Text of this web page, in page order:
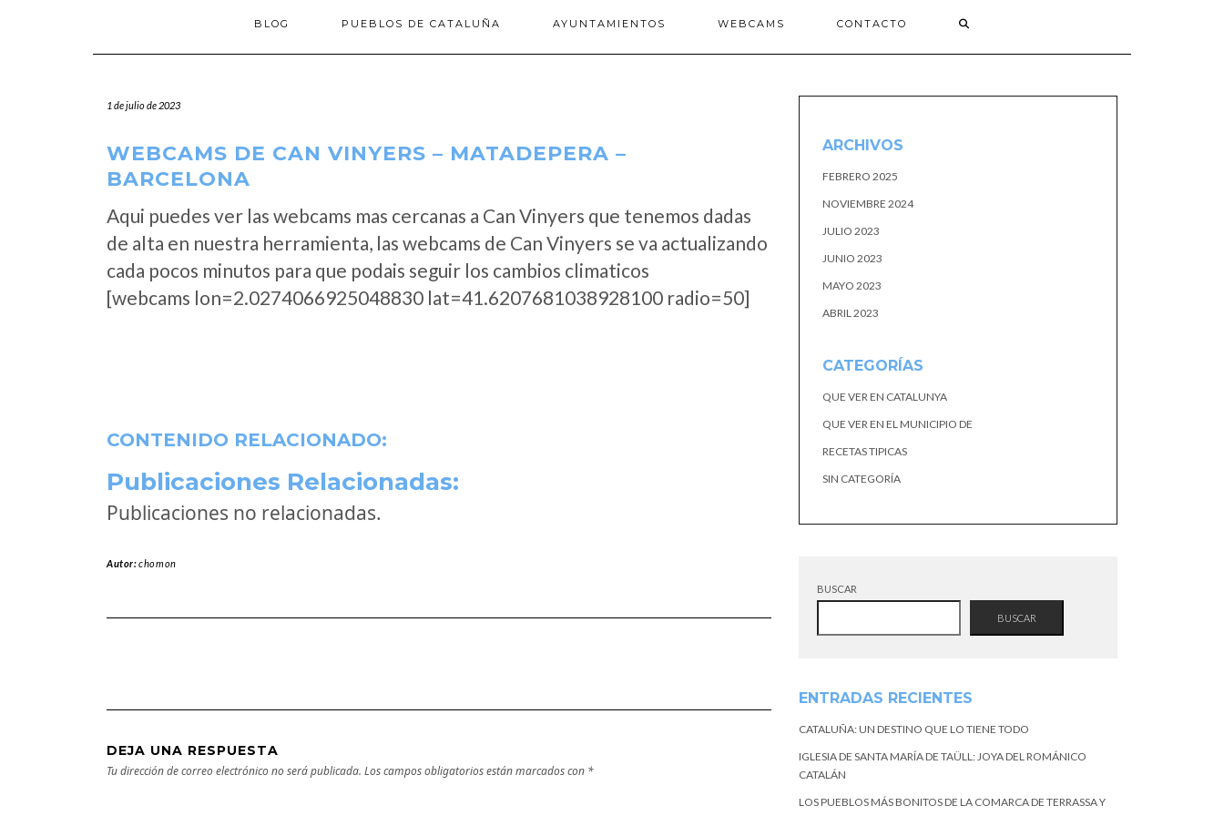
BLOG PUEBLOS DE CATALUÑA AYUNTAMIENTOS WEBCAMS CONTACTO
1 de julio de 2023
WEBCAMS DE CAN VINYERS – MATADEPERA –
BARCELONA
Aqui puedes ver las webcams mas cercanas a Can Vinyers que tenemos dadas
de alta en nuestra herramienta, las webcams de Can Vinyers se va actualizando
cada pocos minutos para que podais seguir los cambios climaticos
[webcams lon=2.0274066925048830 lat=41.6207681038928100 radio=50]
CONTENIDO RELACIONADO:
Publicaciones Relacionadas:
Publicaciones no relacionadas.
Autor:chomon
DEJA UNA RESPUESTA
Tu dirección de correo electrónico no será publicada. Los campos obligatorios están marcados con *
ARCHIVOS
FEBRERO 2025
NOVIEMBRE 2024
JULIO 2023
JUNIO 2023
MAYO 2023
ABRIL 2023
CATEGORÍAS
QUE VER EN CATALUNYA
QUE VER EN EL MUNICIPIO DE
RECETAS TIPICAS
SIN CATEGORÍA
BUSCAR
BUSCAR
ENTRADAS RECIENTES
CATALUÑA: UN DESTINO QUE LO TIENE TODO
IGLESIA DE SANTA MARÍA DE TAÜLL: JOYA DEL ROMÁNICO
CATALÁN
LOS PUEBLOS MÁS BONITOS DE LA COMARCA DE TERRASSA Y